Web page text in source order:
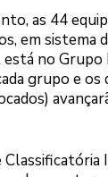
as 44
em sistema
no Grupo
grupo e os